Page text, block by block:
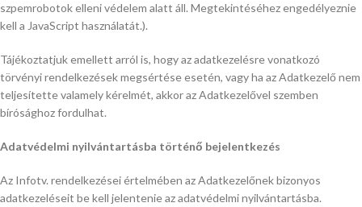
szpemrobotok elleni védelem alatt áll. Megtekintéséhez engedélyeznie
kell a JavaScript használatát.).
Tájékoztatjuk emellett arról is, hogy az adatkezelésre vonatkozó
törvényi rendelkezések megsértése esetén, vagy ha az Adatkezelő nem
teljesítette valamely kérelmét, akkor az Adatkezelővel szemben
bírósághoz fordulhat.
Adatvédelmi nyilvántartásba történő bejelentkezés
Az Infotv. rendelkezései értelmében az Adatkezelőnek bizonyos
adatkezeléseit be kell jelentenie az adatvédelmi nyilvántartásba.